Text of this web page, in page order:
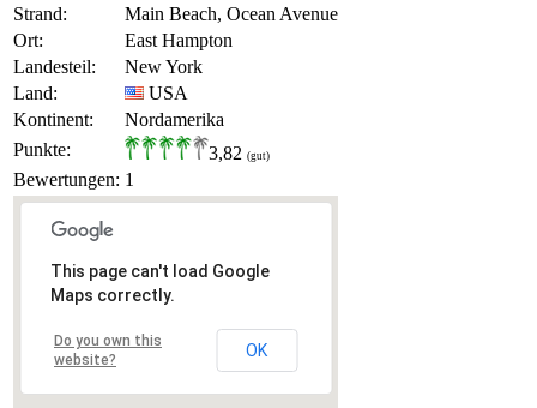
Strand:
Main Beach, Ocean Avenue
Ort:
East Hampton
Landesteil:
New York
Land:
USA
Kontinent:
Nordamerika
Punkte:
3,82 (gut)
Bewertungen: 1
This page can't load Google
Maps correctly.
Do you own this
website?
OK